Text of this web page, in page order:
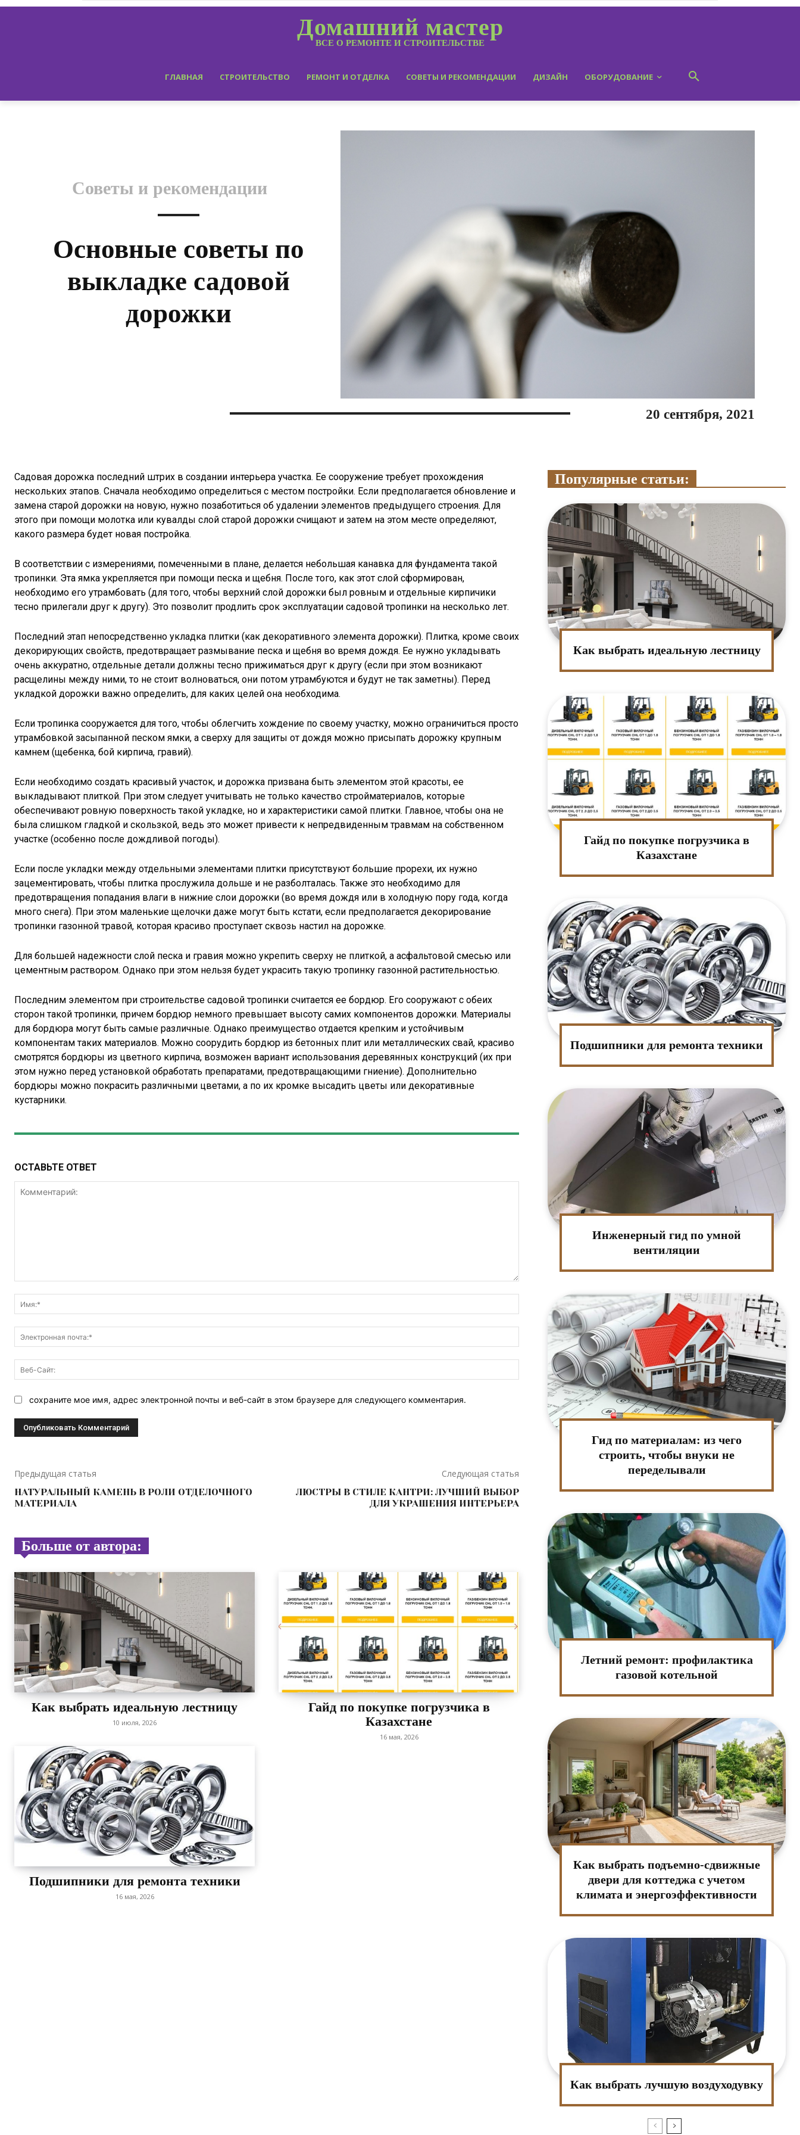
Домашний мастер
ВСЕ О РЕМОНТЕ И СТРОИТЕЛЬСТВЕ
ГЛАВНАЯ СТРОИТЕЛЬСТВО РЕМОНТ И ОТДЕЛКА СОВЕТЫ И РЕКОМЕНДАЦИИ ДИЗАЙН ОБОРУДОВАНИЕ
Советы и рекомендации
Основные советы по
выкладке садовой
дорожки
20 сентября, 2021
Садовая дорожка последний штрих в создании интерьера участка. Ее сооружение требует прохождения
нескольких этапов. Сначала необходимо определиться с местом постройки. Если предполагается обновление и
замена старой дорожки на новую, нужно позаботиться об удалении элементов предыдущего строения. Для
этого при помощи молотка или кувалды слой старой дорожки счищают и затем на этом месте определяют,
какого размера будет новая постройка.
В соответствии с измерениями, помеченными в плане, делается небольшая канавка для фундамента такой
тропинки. Эта ямка укрепляется при помощи песка и щебня. После того, как этот слой сформирован,
необходимо его утрамбовать (для того, чтобы верхний слой дорожки был ровным и отдельные кирпичики
тесно прилегали друг к другу). Это позволит продлить срок эксплуатации садовой тропинки на несколько лет.
Последний этап непосредственно укладка плитки (как декоративного элемента дорожки). Плитка, кроме своих
декорирующих свойств, предотвращает размывание песка и щебня во время дождя. Ее нужно укладывать
очень аккуратно, отдельные детали должны тесно прижиматься друг к другу (если при этом возникают
расщелины между ними, то не стоит волноваться, они потом утрамбуются и будут не так заметны). Перед
укладкой дорожки важно определить, для каких целей она необходима.
Если тропинка сооружается для того, чтобы облегчить хождение по своему участку, можно ограничиться просто
утрамбовкой засыпанной песком ямки, а сверху для защиты от дождя можно присыпать дорожку крупным
камнем (щебенка, бой кирпича, гравий).
Если необходимо создать красивый участок, и дорожка призвана быть элементом этой красоты, ее
выкладывают плиткой. При этом следует учитывать не только качество стройматериалов, которые
обеспечивают ровную поверхность такой укладке, но и характеристики самой плитки. Главное, чтобы она не
была слишком гладкой и скользкой, ведь это может привести к непредвиденным травмам на собственном
участке (особенно после дождливой погоды).
Если после укладки между отдельными элементами плитки присутствуют большие прорехи, их нужно
зацементировать, чтобы плитка прослужила дольше и не разболталась. Также это необходимо для
предотвращения попадания влаги в нижние слои дорожки (во время дождя или в холодную пору года, когда
много снега). При этом маленькие щелочки даже могут быть кстати, если предполагается декорирование
тропинки газонной травой, которая красиво проступает сквозь настил на дорожке.
Для большей надежности слой песка и гравия можно укрепить сверху не плиткой, а асфальтовой смесью или
цементным раствором. Однако при этом нельзя будет украсить такую тропинку газонной растительностью.
Последним элементом при строительстве садовой тропинки считается ее бордюр. Его сооружают с обеих
сторон такой тропинки, причем бордюр немного превышает высоту самих компонентов дорожки. Материалы
для бордюра могут быть самые различные. Однако преимущество отдается крепким и устойчивым
компонентам таких материалов. Можно соорудить бордюр из бетонных плит или металлических свай, красиво
смотрятся бордюры из цветного кирпича, возможен вариант использования деревянных конструкций (их при
этом нужно перед установкой обработать препаратами, предотвращающими гниение). Дополнительно
бордюры можно покрасить различными цветами, а по их кромке высадить цветы или декоративные
кустарники.
ОСТАВЬТЕ ОТВЕТ
Электронная
почта:*
Сайт:
сохраните мое имя, адрес электронной почты и веб-сайт в этом браузере для следующего комментария.
Предыдущая статья
НАТУРАЛЬНЫЙ КАМЕНЬ В РОЛИ ОТДЕЛОЧНОГО
МАТЕРИАЛА
Следующая статья
ЛЮСТРЫ В СТИЛЕ КАНТРИ: ЛУЧШИЙ ВЫБОР
ДЛЯ УКРАШЕНИЯ ИНТЕРЬЕРА
Больше от автора:
Как выбрать идеальную лестницу
10 июля, 2026
Гайд по покупке погрузчика в
Казахстане
16 мая, 2026
Подшипники для ремонта техники
16 мая, 2026
Популярные статьи:
Как выбрать идеальную лестницу
Гайд по покупке погрузчика в
Казахстане
Подшипники для ремонта техники
Инженерный гид по умной
вентиляции
Гид по материалам: из чего
строить, чтобы внуки не
переделывали
Летний ремонт: профилактика
газовой котельной
Как выбрать подъемно-сдвижные
двери для коттеджа с учетом
климата и энергоэффективности
Как выбрать лучшую воздуходувку